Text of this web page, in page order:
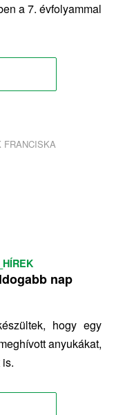
a 7. évfolyammal
FRANCISKA
nap
hogy egy
anyukákat,